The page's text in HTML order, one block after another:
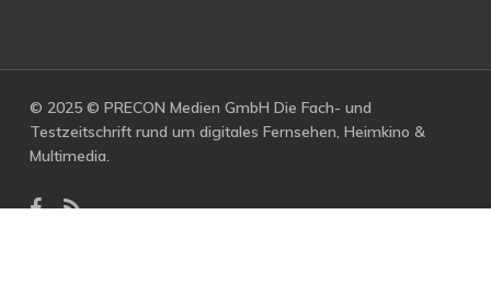
© 2025 © PRECON Medien GmbH Die Fach- und
Testzeitschrift rund um digitales Fernsehen, Heimkino &
Multimedia.
facebook
RSS